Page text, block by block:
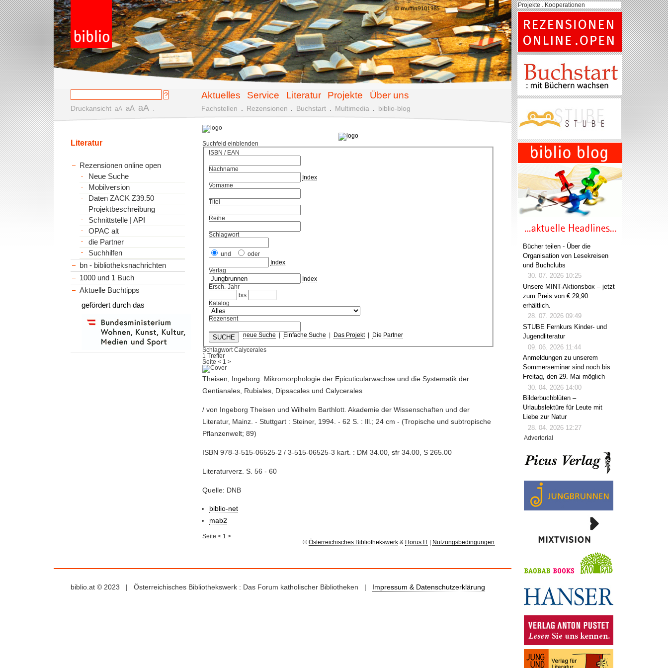
Aktuelles Service Literatur Projekte Über uns
Druckansicht aA aA aA Fachstellen Rezensionen Buchstart Multimedia biblio-blog
Suchfeld einblenden
ISBN / EAN
Nachname
Index
Vorname
Titel
Reihe
Schlagwort
und
oder
Index
Verlag
Index
Ersch.-Jahr
bis
Katalog
Rezensent
neue Suche Einfache Suche Das Projekt| Die Partner
Schlagwort Calycerales
1 Treffer
Seite< 1 >
Theisen, Ingeborg: Mikromorphologie der Epicuticularwachse und die Systematik der
Gentianales, Rubiales, Dipsacales und Calycerales
/ von Ingeborg Theisen und Wilhelm Barthlott. Akademie der Wissenschaften und der
Literatur, Mainz. - Stuttgart : Steiner, 1994. - 62 S. : Ill.; 24 cm - (Tropische und subtropische
Pflanzenwelt; 89)
ISBN 978-3-515-06525-2 / 3-515-06525-3 kart. : DM 34.00, sfr 34.00, S 265.00
Literaturverz. S. 56 - 60
Quelle: DNB
biblio-net
mab2
Seite< 1 >
© Österreichisches Bibliothekswerk& Horus IT| Nutzungsbedingungen
Literatur
Rezensionen online open
Neue Suche
Mobilversion
Daten ZACK Z39.50
Projektbeschreibung
Schnittstelle | API
OPAC alt
die Partner
Suchhilfen
bn - bibliotheksnachrichten
1000 und 1 Buch
Aktuelle Buchtipps
gefördert durch das
biblio.at © 2023 | Österreichisches Bibliothekswerk : Das Forum katholischer Bibliotheken | Impressum & Datenschutzerklärung
Projekte . Kooperationen
Bücher teilen - Über die
Organisation von Lesekreisen
und Buchclubs
30. 07. 2026 10:25
Unsere MINT-Aktionsbox – jetzt
zum Preis von € 29,90
erhältlich.
28. 07. 2026 09:49
STUBE Fernkurs Kinder- und
Jugendliteratur
09. 06. 2026 11:44
Anmeldungen zu unserem
Sommerseminar sind noch bis
Freitag, den 29. Mai möglich
30. 04. 2026 14:00
Bilderbuchblüten –
Urlaubslektüre für Leute mit
Liebe zur Natur
28. 04. 2026 12:27
Advertorial